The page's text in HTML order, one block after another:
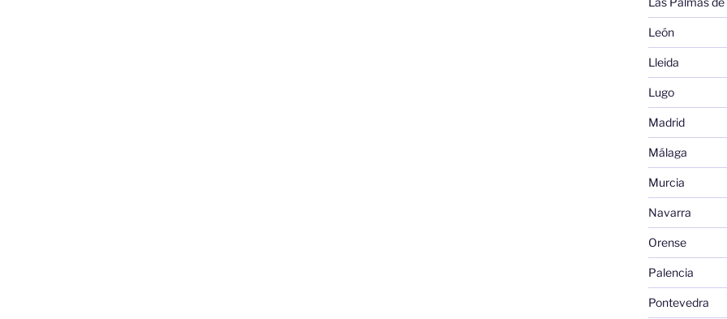
León
Lleida
Lugo
Madrid
Málaga
Murcia
Navarra
Orense
Palencia
Pontevedra